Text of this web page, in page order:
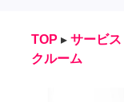
TOP ▸ サービス
クルーム